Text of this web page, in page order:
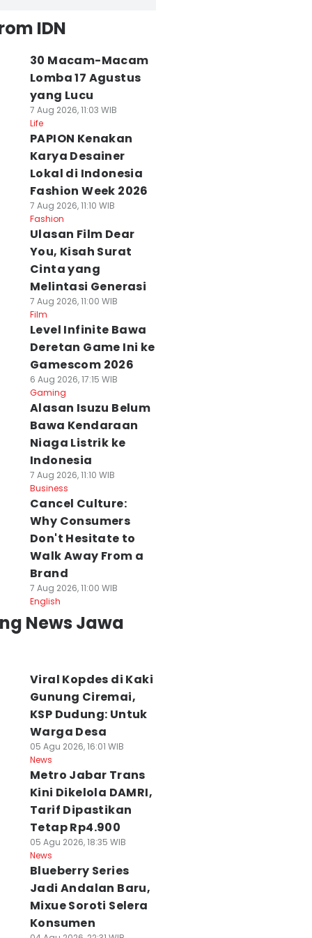
IDN
30 Macam-Macam
Lomba 17 Agustus
yang Lucu
7 Aug 2026, 11:03 WIB
Life
PAPION Kenakan
Karya Desainer
Lokal di Indonesia
Fashion Week 2026
7 Aug 2026, 11:10 WIB
Fashion
Ulasan Film Dear
You, Kisah Surat
Cinta yang
Melintasi Generasi
7 Aug 2026, 11:00 WIB
Film
Level Infinite Bawa
Deretan Game Ini ke
Gamescom 2026
6 Aug 2026, 17:15 WIB
Gaming
Alasan Isuzu Belum
Bawa Kendaraan
Niaga Listrik ke
Indonesia
7 Aug 2026, 11:10 WIB
Business
Cancel Culture:
Why Consumers
Don't Hesitate to
Walk Away From a
Brand
7 Aug 2026, 11:00 WIB
English
News Jawa
Viral Kopdes di Kaki
Gunung Ciremai,
KSP Dudung: Untuk
Warga Desa
05 Agu 2026, 16:01 WIB
News
Metro Jabar Trans
Kini Dikelola DAMRI,
Tarif Dipastikan
Tetap Rp4.900
05 Agu 2026, 18:35 WIB
News
Blueberry Series
Jadi Andalan Baru,
Mixue Soroti Selera
Konsumen